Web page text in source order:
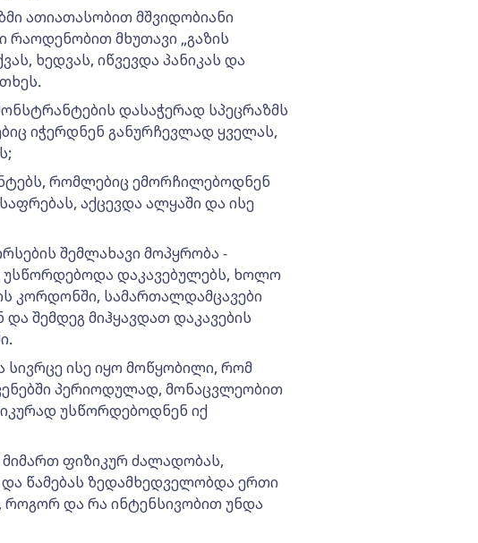
ათიათასობით მშვიდობიანი
მხუთავი „გაზის
ხედვას, იწვევდა პანიკას და
დასაჭერად სპეცრაზმს
იჭერდნენ განურჩევლად ყველას,
რომლებიც ემორჩილებოდნენ
აქცევდა ალყაში და ისე
შემლახავი მოპყრობა -
უსწორდებოდა დაკავებულებს, ხოლო
კორდონში, სამართალდამცავები
შემდეგ მიჰყავდათ დაკავების
სივრცე ისე იყო მოწყობილი, რომ
პერიოდულად, მონაცვლეობით
უსწორდებოდნენ იქ
მიმართ ფიზიკურ ძალადობას,
წამებას ზედამხედველობდა ერთი
და რა ინტენსივობით უნდა